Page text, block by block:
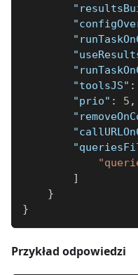
"toolsJS" :
"prio" : 5 ,
]
}
}
Przykład odpowiedzi